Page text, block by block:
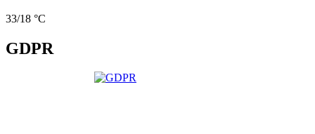
33/18 °C
GDPR